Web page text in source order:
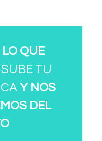
QUE
TU
Y NOS
DEL